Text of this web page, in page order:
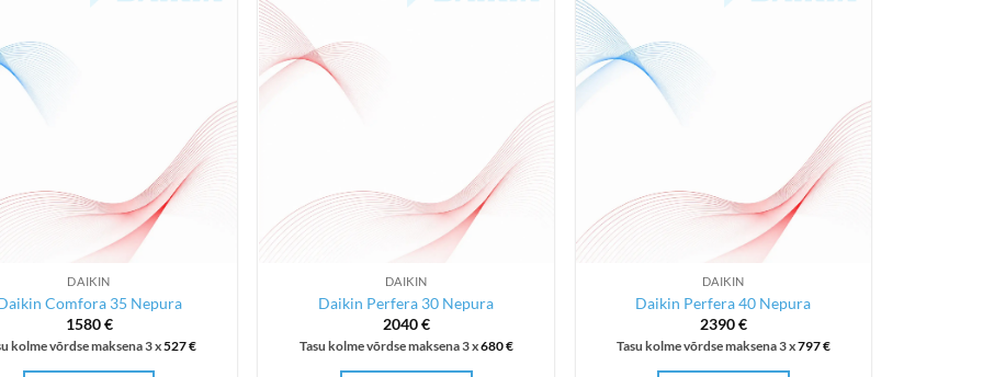
multiple
the
product
DAIKIN
Comfora 35 Nepura
1580€
kolme võrdse maksena 3 x527€
DAIKIN
Daikin Perfera 30 Nepura
2040€
Tasu kolme võrdse maksena 3 x680€
DAIKIN
Daikin Perfera 40 Nepura
2390€
Tasu kolme võrdse maksena 3 x797€